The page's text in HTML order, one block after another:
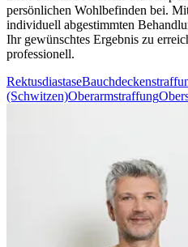
persönlichen Wohlbefinden bei.
individuell abgestimmten
Ihr gewünschtes Ergebnis zu
professionell.
Rektusdiastase
(Schwitzen)Oberarmstraffung